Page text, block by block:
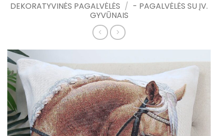
DEKORATYVINĖS PAGALVĖLĖS / - PAGALVĖLĖS SU ĮV.
GYVŪNAIS